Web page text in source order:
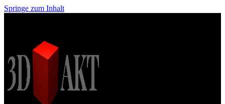
Springe zum Inhalt